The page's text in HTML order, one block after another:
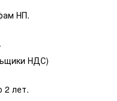
НП.
НДС)
2 лет.